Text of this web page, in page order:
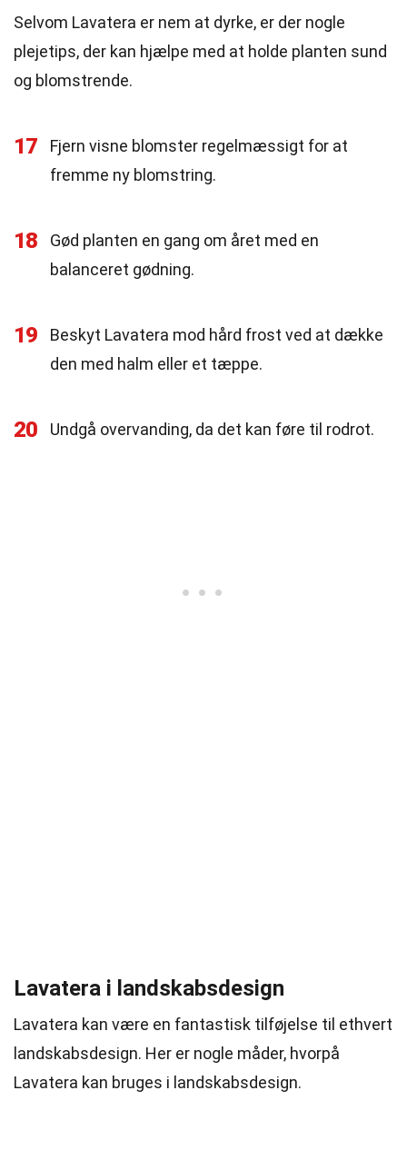
Selvom Lavatera er nem at dyrke, er der nogle
plejetips, der kan hjælpe med at holde planten sund
og blomstrende.
17
Fjern visne blomster regelmæssigt for at
fremme ny blomstring.
18
Gød planten en gang om året med en
balanceret gødning.
19
Beskyt Lavatera mod hård frost ved at dække
den med halm eller et tæppe.
20 Undgå overvanding, da det kan føre til rodrot.
Lavatera i landskabsdesign
Lavatera kan være en fantastisk tilføjelse til ethvert
landskabsdesign. Her er nogle måder, hvorpå
Lavatera kan bruges i landskabsdesign.